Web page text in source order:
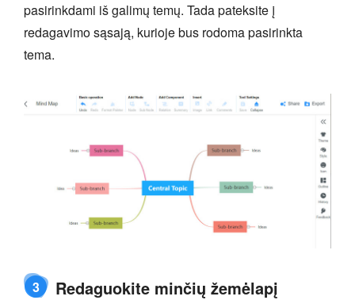
pasirinkdami iš galimų temų. Tada pateksite į
redagavimo sąsają, kurioje bus rodoma pasirinkta
tema.
3 Redaguokite minčių žemėlapį